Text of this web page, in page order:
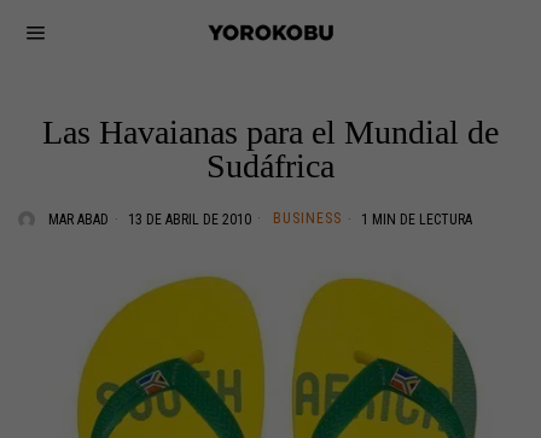
Las Havaianas para el Mundial de
Sudáfrica
MAR ABAD 13 DE ABRIL DE 2010 BUSINESS 1 MIN DE LECTURA